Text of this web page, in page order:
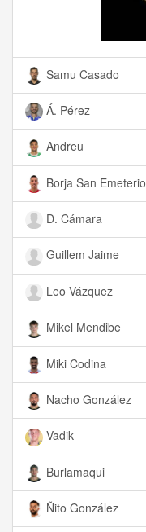
Samu Casado
Á. Pérez
Andreu
Borja San Emeterio
D. Cámara
Guillem Jaime
Leo Vázquez
Mikel Mendibe
Miki Codina
Nacho González
Vadik
Burlamaqui
Ñito González